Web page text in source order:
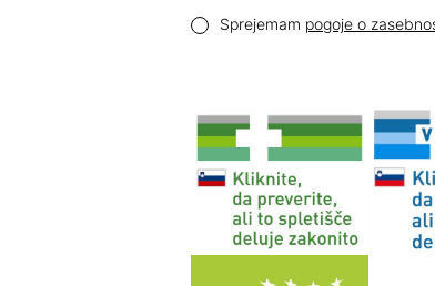
Pogoji zasebnosti
Sprejemam pogoje o